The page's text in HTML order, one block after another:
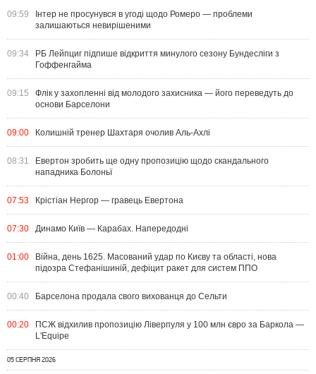
09:59
Інтер не просунувся в угоді щодо Ромеро — проблеми
залишаються невирішеними
09:34
РБ Лейпциг підпише відкриття минулого сезону Бундесліги з
Гоффенгайма
09:15
Флік у захопленні від молодого захисника — його переведуть до
основи Барселони
09:00 Колишній тренер Шахтаря очолив Аль-Ахлі
08:31
Евертон зробить ще одну пропозицію щодо скандального
нападника Болоньї
07:53 Крістіан Нергор — гравець Евертона
07:30 Динамо Київ — Карабах. Напередодні
01:00
Війна, день 1625. Масований удар по Києву та області, нова
підозра Стефанішиній, дефіцит ракет для систем ППО
00:40 Барселона продала свого вихованця до Сельти
00:20
ПСЖ відхилив пропозицію Ліверпуля у 100 млн євро за Баркола —
L'Equipe
05 СЕРПНЯ 2026